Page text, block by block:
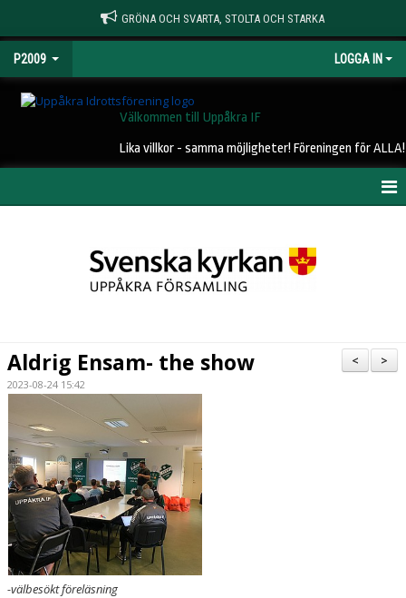
GRÖNA OCH SVARTA, STOLTA OCH STARKA
P2009 LOGGA IN
Välkommen till Uppåkra IF
Lika villkor - samma möjligheter! Föreningen för ALLA!
TRUPPEN
DOKUMENT
KONTAKT
>
<
Aldrig Ensam- the show
2023-08-24 15:42
-välbesökt föreläsning